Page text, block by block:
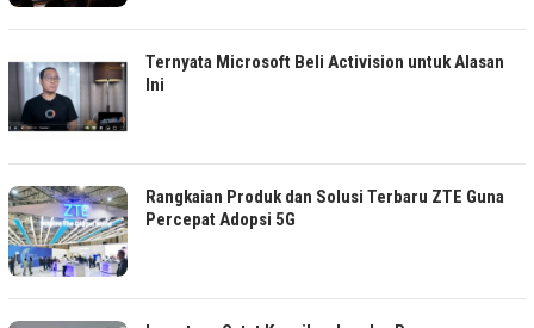
Ternyata Microsoft Beli Activision untuk Alasan
Ini
Rangkaian Produk dan Solusi Terbaru ZTE Guna
Percepat Adopsi 5G